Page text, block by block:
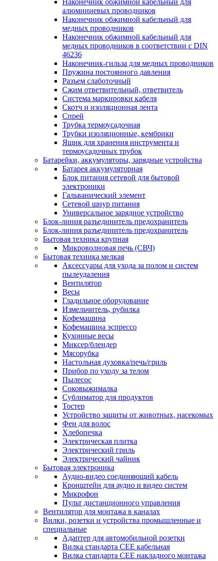
Наконечник обжимной кабельный для
алюминиевых проводников
Наконечник обжимной кабельный для
медных проводников
Наконечник обжимной кабельный для
медных проводников в соответствии с DIN
46236
Наконечник-гильза для медных проводников
Пружина постоянного давления
Разъем слаботочный
Сжим ответвительный, ответвитель
Система маркировки кабеля
Скотч и изоляционная лента
Спрей
Трубка термоусадочная
Трубки изоляционные, кембрики
Ящик для хранения инструмента и
термоусадочных трубок
Батарейки, аккумуляторы, зарядные устройства
Батарея аккумуляторная
Блок питания сетевой для бытовой
электроники
Гальванический элемент
Сетевой шнур питания
Универсальное зарядное устройство
Блок-линия разъединитель предохранитель
Блок-линия разъединитель предохранитель
Бытовая техника крупная
Микроволновая печь (СВЧ)
Бытовая техника мелкая
Аксессуары для ухода за полом и систем
пылеудаления
Вентилятор
Весы
Гладильное оборудование
Измельчитель, рубилка
Кофемашина
Кофемашина эспрессо
Кухонные весы
Миксер/блендер
Мясорубка
Настольная духовка/печь/гриль
Прибор по уходу за телом
Пылесос
Соковыжималка
Сублиматор для продуктов
Тостер
Устройство защиты от животных, насекомых
Фен для волос
Хлебопечка
Электрическая плитка
Электрический гриль
Электрический чайник
Бытовая электроника
Аудио-видео соединяющий кабель
Кронштейн для аудио и видео систем
Микрофон
Пульт дистанционного управления
Вентилятор для монтажа в каналах
Вилки, розетки и устройства промышленные и
специальные
Адаптер для автомобильной розетки
Вилка стандарта CEE кабельная
Вилка стандарта CEE накладного монтажа